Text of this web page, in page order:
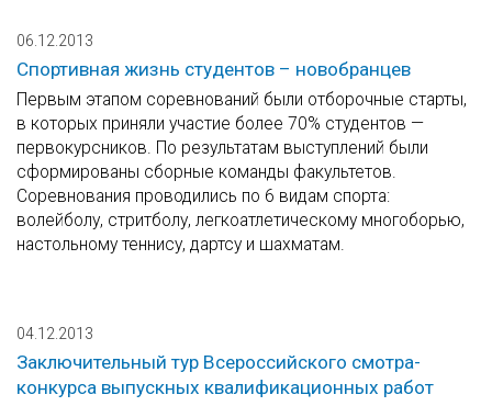
06.12.2013
Спортивная жизнь студентов – новобранцев
Первым этапом соревнований были отборочные старты,
в которых приняли участие более 70% студентов —
первокурсников. По результатам выступлений были
сформированы сборные команды факультетов.
Соревнования проводились по 6 видам спорта:
волейболу, стритболу, легкоатлетическому многоборью,
настольному теннису, дартсу и шахматам.
04.12.2013
Заключительный тур Всероссийского смотра-
конкурса выпускных квалификационных работ